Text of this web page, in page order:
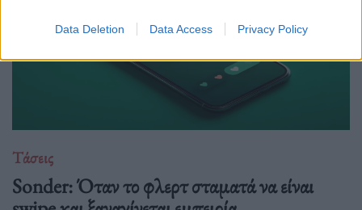
Data Deletion Data Access Privacy Policy
Τάσεις
Sonder: Όταν το φλερτ σταματά να είναι